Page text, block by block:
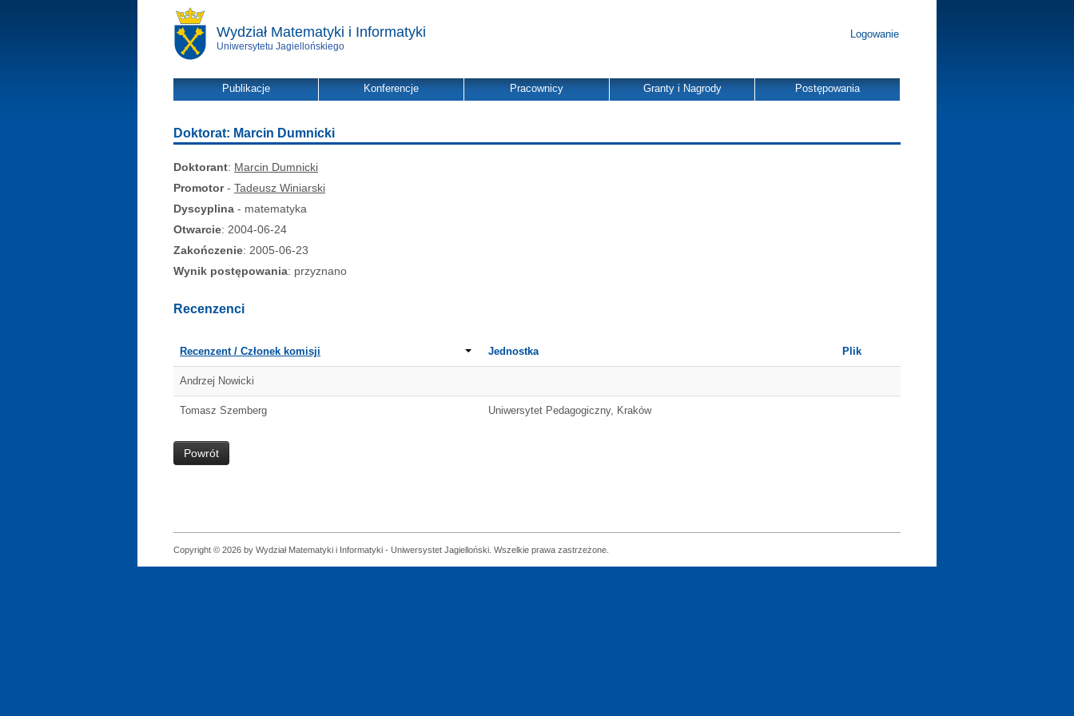
Wydział Matematyki i Informatyki
Uniwersytetu Jagiellońskiego
Logowanie
Publikacje Konferencje Pracownicy Granty i Nagrody Postępowania
Doktorat: Marcin Dumnicki
Doktorant: Marcin Dumnicki
Promotor- Tadeusz Winiarski
Dyscyplina - matematyka
Otwarcie: 2004-06-24
Zakończenie: 2005-06-23
Wynik postępowania: przyznano
Recenzenci
Recenzent / Członek komisji Jednostka Plik
Andrzej Nowicki
Tomasz Szemberg Uniwersytet Pedagogiczny, Kraków
Powrót
Copyright © 2026 by Wydział Matematyki i Informatyki - Uniwersystet Jagielloński. Wszelkie prawa zastrzeżone.